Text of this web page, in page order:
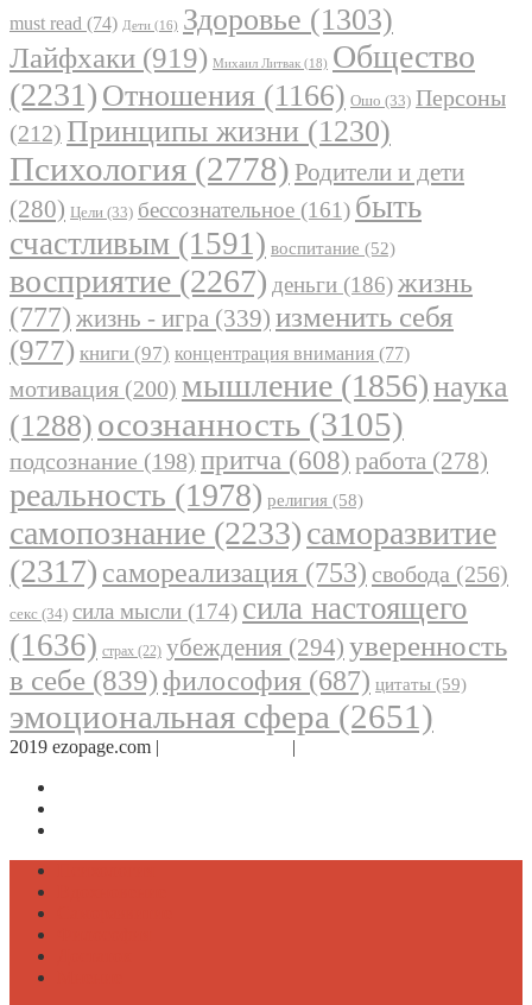
must read (74) Дети (16) Здоровье (1303)
Лайфхаки (919) Михаил Литвак (18) Общество
(2231) Отношения (1166) Ошо (33) Персоны
(212) Принципы жизни (1230)
Психология (2778) Родители и дети
(280) Цели (33) бессознательное (161) быть
счастливым (1591) воспитание (52)
восприятие (2267) деньги (186)жизнь
(777) жизнь - игра (339) изменить себя
(977) книги (97) концентрация внимания (77)
мотивация (200) мышление (1856)наука
(1288) осознанность (3105)
подсознание (198) притча (608) работа (278)
реальность (1978) религия (58)
самопознание (2233)саморазвитие
(2317) самореализация (753) свобода (256)
секс (34) сила мысли (174) сила настоящего
(1636) страх (22) убеждения (294) уверенность
в себе (839) философия (687) цитаты (59)
эмоциональная сфера (2651)
2019 ezopage.com | |